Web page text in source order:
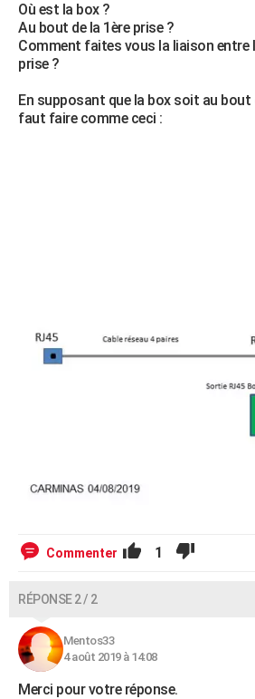
Où est la box ?
Au bout de la 1ère prise ?
Comment faites vous la liaison entre
prise ?
En supposant que la box soit au bout
faut faire comme ceci :
Commenter 1
RÉPONSE 2 / 2
Mentos33
4 août 2019 à 14:08
Merci pour votre réponse.